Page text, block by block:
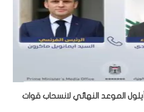
الزيدي لماكرون: 30 أيلول الموعد النهائي لانسحاب قوات